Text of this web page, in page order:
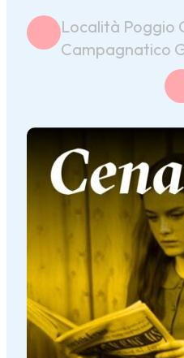
Località Poggio
Campagnatico